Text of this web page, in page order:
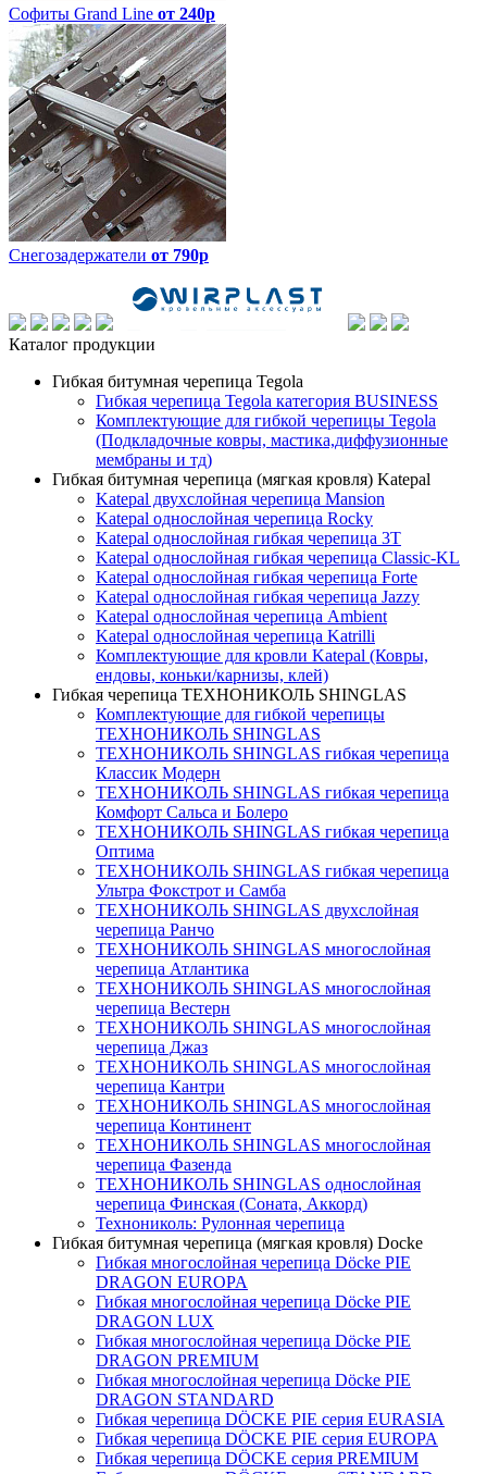
Софиты Grand Line от 240р
Снегозадержатели от 790р
Каталог продукции
Гибкая битумная черепица Tegola
Гибкая черепица Tegola категория BUSINESS
Комплектующие для гибкой черепицы Tegola
(Подкладочные ковры, мастика,диффузионные
мембраны и тд)
Гибкая битумная черепица (мягкая кровля) Katepal
Katepal двухслойная черепица Mansion
Katepal однослойная черепица Rocky
Katepal однослойная гибкая черепица 3T
Katepal однослойная гибкая черепица Classic-KL
Katepal однослойная гибкая черепица Forte
Katepal однослойная гибкая черепица Jazzy
Katepal однослойная черепица Ambient
Katepal однослойная черепица Katrilli
Комплектующие для кровли Katepal (Ковры,
ендовы, коньки/карнизы, клей)
Гибкая черепица ТЕХНОНИКОЛЬ SHINGLAS
Комплектующие для гибкой черепицы
ТЕХНОНИКОЛЬ SHINGLAS
ТЕХНОНИКОЛЬ SHINGLAS гибкая черепица
Классик Модерн
ТЕХНОНИКОЛЬ SHINGLAS гибкая черепица
Комфорт Сальса и Болеро
ТЕХНОНИКОЛЬ SHINGLAS гибкая черепица
Оптима
ТЕХНОНИКОЛЬ SHINGLAS гибкая черепица
Ультра Фокстрот и Самба
ТЕХНОНИКОЛЬ SHINGLAS двухслойная
черепица Ранчо
ТЕХНОНИКОЛЬ SHINGLAS многослойная
черепица Атлантика
ТЕХНОНИКОЛЬ SHINGLAS многослойная
черепица Вестерн
ТЕХНОНИКОЛЬ SHINGLAS многослойная
черепица Джаз
ТЕХНОНИКОЛЬ SHINGLAS многослойная
черепица Кантри
ТЕХНОНИКОЛЬ SHINGLAS многослойная
черепица Континент
ТЕХНОНИКОЛЬ SHINGLAS многослойная
черепица Фазенда
ТЕХНОНИКОЛЬ SHINGLAS однослойная
черепица Финская (Соната, Аккорд)
Технониколь: Рулонная черепица
Гибкая битумная черепица (мягкая кровля) Docke
Гибкая многослойная черепица Döcke PIE
DRAGON EUROPA
Гибкая многослойная черепица Döcke PIE
DRAGON LUX
Гибкая многослойная черепица Döcke PIE
DRAGON PREMIUM
Гибкая многослойная черепица Döcke PIE
DRAGON STANDARD
Гибкая черепица DÖCKE PIE серия EURASIA
Гибкая черепица DÖCKE PIE серия EUROPA
Гибкая черепица DÖCKE серия PREMIUM